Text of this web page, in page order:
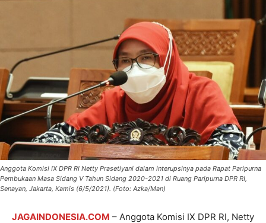
Anggota Komisi IX DPR RI Netty Prasetiyani dalam interupsinya pada Rapat Paripurna
Pembukaan Masa Sidang V Tahun Sidang 2020-2021 di Ruang Paripurna DPR RI,
Senayan, Jakarta, Kamis (6/5/2021). (Foto: Azka/Man)
JAGAINDONESIA.COM – Anggota Komisi IX DPR RI, Netty